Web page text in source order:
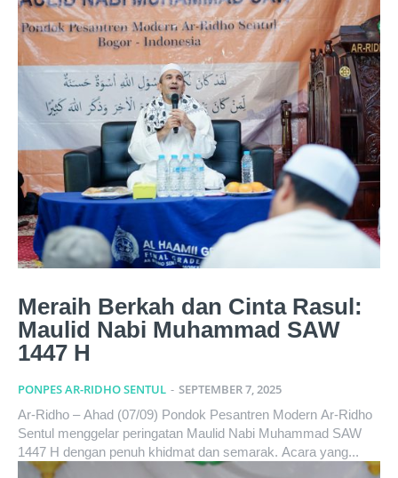
Meraih Berkah dan Cinta Rasul:
Maulid Nabi Muhammad SAW
1447 H
PONPES AR-RIDHO SENTUL - SEPTEMBER 7, 2025
Ar-Ridho – Ahad (07/09) Pondok Pesantren Modern Ar-Ridho
Sentul menggelar peringatan Maulid Nabi Muhammad SAW
1447 H dengan penuh khidmat dan semarak. Acara yang...